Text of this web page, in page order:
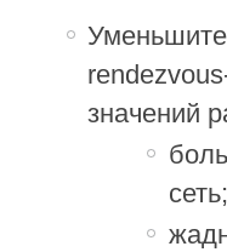
Уменьшите
значений
сеть;